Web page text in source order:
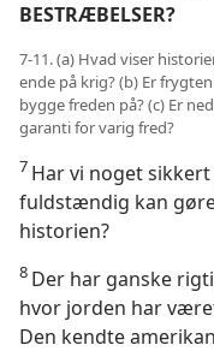
BESTRÆBELSER?
7-11. (a) Hvad viser
ende på krig? (b) Er
bygge freden på? (c) Er
garanti for varig fred?
7 Har vi noget
fuldstændig kan
historien?
8 Der har ganske
hvor jorden har
Den kendte